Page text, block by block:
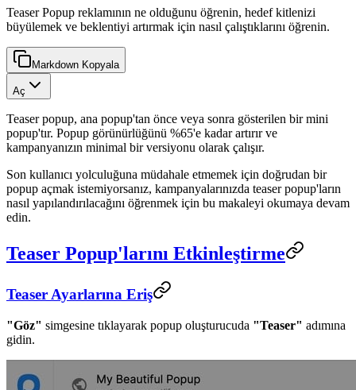
Teaser Popup reklamının ne olduğunu öğrenin, hedef kitlenizi
büyülemek ve beklentiyi artırmak için nasıl çalıştıklarını öğrenin.
Markdown Kopyala
Aç
Teaser popup, ana popup'tan önce veya sonra gösterilen bir mini
popup'tır. Popup görünürlüğünü %65'e kadar artırır ve
kampanyanızın minimal bir versiyonu olarak çalışır.
Son kullanıcı yolculuğuna müdahale etmemek için doğrudan bir
popup açmak istemiyorsanız, kampanyalarınızda teaser popup'ların
nasıl yapılandırılacağını öğrenmek için bu makaleyi okumaya devam
edin.
Teaser Popup'larını Etkinleştirme
Teaser Ayarlarına Eriş
"Göz" simgesine tıklayarak popup oluşturucuda "Teaser" adımına
gidin.